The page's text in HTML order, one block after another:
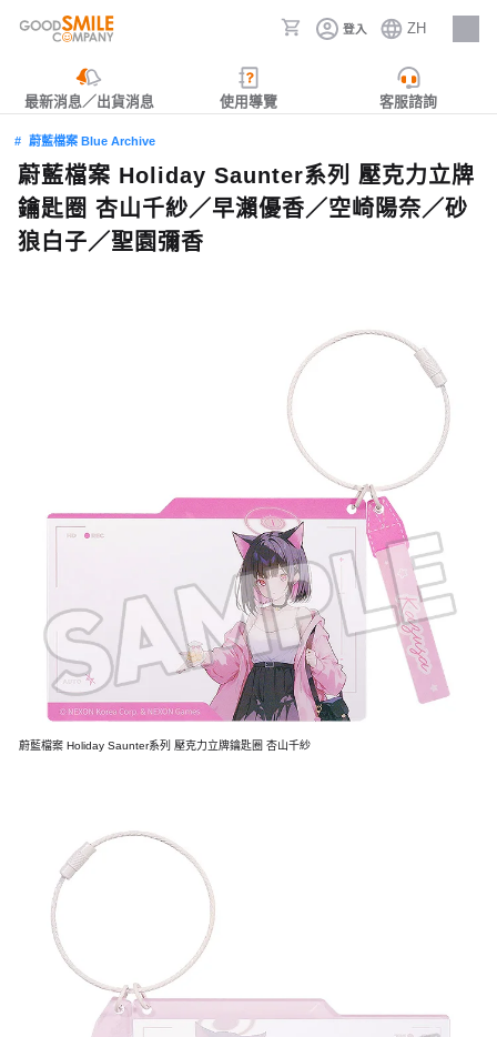
登入 ZH
人才招募
最新消息／出貨消息 使用導覽 客服諮詢
蔚藍檔案 Blue Archive
蔚藍檔案 Holiday Saunter系列 壓克力立牌
鑰匙圈 杏山千紗／早瀨優香／空崎陽奈／砂
狼白子／聖園彌香
蔚藍檔案 Holiday Saunter系列 壓克力立牌鑰匙圈 杏山千紗